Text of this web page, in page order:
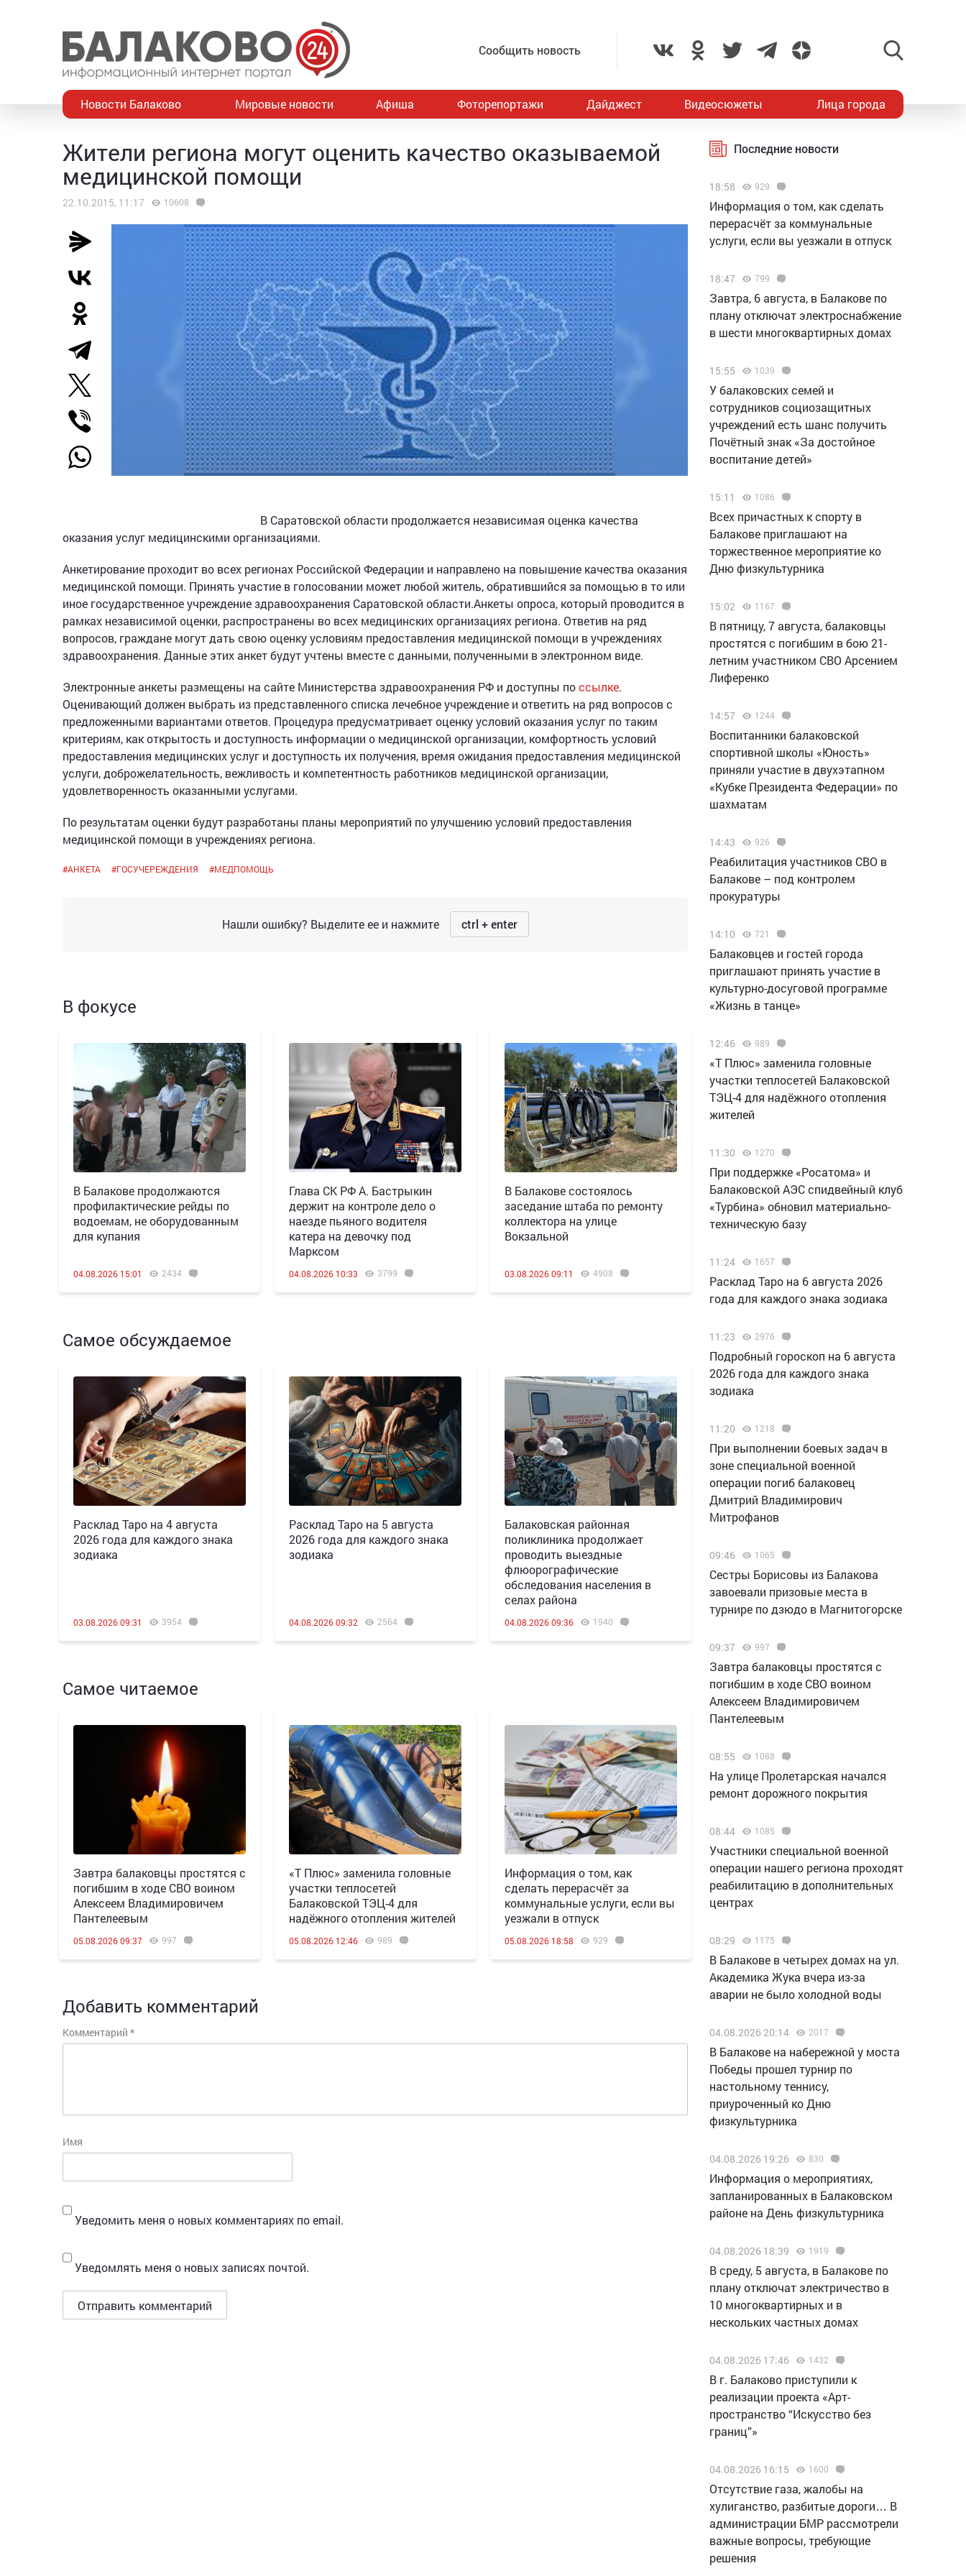
Сообщить новость
Новости Балаково Мировые новости Афиша Фоторепортажи Дайджест Видеосюжеты Лица города
Жители региона могут оценить качество оказываемой
медицинской помощи
22.10.2015, 11:17 10608
В Саратовской области продолжается независимая оценка качества
оказания услуг медицинскими организациями.
Анкетирование проходит во всех регионах Российской Федерации и направлено на повышение качества оказания
медицинской помощи. Принять участие в голосовании может любой житель, обратившийся за помощью в то или
иное государственное учреждение здравоохранения Саратовской области.Анкеты опроса, который проводится в
рамках независимой оценки, распространены во всех медицинских организациях региона. Ответив на ряд
вопросов, граждане могут дать свою оценку условиям предоставления медицинской помощи в учреждениях
здравоохранения. Данные этих анкет будут учтены вместе с данными, полученными в электронном виде.
Электронные анкеты размещены на сайте Министерства здравоохранения РФ и доступны поссылке.
Оценивающий должен выбрать из представленного списка лечебное учреждение и ответить на ряд вопросов с
предложенными вариантами ответов. Процедура предусматривает оценку условий оказания услуг по таким
критериям, как открытость и доступность информации о медицинской организации, комфортность условий
предоставления медицинских услуг и доступность их получения, время ожидания предоставления медицинской
услуги, доброжелательность, вежливость и компетентность работников медицинской организации,
удовлетворенность оказанными услугами.
По результатам оценки будут разработаны планы мероприятий по улучшению условий предоставления
медицинской помощи в учреждениях региона.
#АНКЕТА #ГОСУЧЕРЕЖДЕНИЯ #МЕДПОМОЩЬ
Нашли ошибку? Выделите ее и нажмите ctrl + enter
В фокусе
В Балакове продолжаются
профилактические рейды по
водоемам, не оборудованным
для купания
04.08.2026 15:01 2434
Глава СК РФ А. Бастрыкин
держит на контроле дело о
наезде пьяного водителя
катера на девочку под
Марксом
04.08.2026 10:33 3799
В Балакове состоялось
заседание штаба по ремонту
коллектора на улице
Вокзальной
03.08.2026 09:11 4908
Самое обсуждаемое
Расклад Таро на 4 августа
2026 года для каждого знака
зодиака
03.08.2026 09:31 3954
Расклад Таро на 5 августа
2026 года для каждого знака
зодиака
04.08.2026 09:32 2564
Балаковская районная
поликлиника продолжает
проводить выездные
флюорографические
обследования населения в
селах района
04.08.2026 09:36 1940
Самое читаемое
Завтра балаковцы простятся с
погибшим в ходе СВО воином
Алексеем Владимировичем
Пантелеевым
05.08.2026 09:37 997
«Т Плюс» заменила головные
участки теплосетей
Балаковской ТЭЦ-4 для
надёжного отопления жителей
05.08.2026 12:46 989
Информация о том, как
сделать перерасчёт за
коммунальные услуги, если вы
уезжали в отпуск
05.08.2026 18:58 929
Добавить комментарий
Комментарий *
Имя
Уведомить меня о новых комментариях по email.
Уведомлять меня о новых записях почтой.
Последние новости
18:58 929
Информация о том, как сделать
перерасчёт за коммунальные
услуги, если вы уезжали в отпуск
18:47 799
Завтра, 6 августа, в Балакове по
плану отключат электроснабжение
в шести многоквартирных домах
15:55 1039
У балаковских семей и
сотрудников социозащитных
учреждений есть шанс получить
Почётный знак «За достойное
воспитание детей»
15:11 1086
Всех причастных к спорту в
Балакове приглашают на
торжественное мероприятие ко
Дню физкультурника
15:02 1167
В пятницу, 7 августа, балаковцы
простятся с погибшим в бою 21-
летним участником СВО Арсением
Лиференко
14:57 1244
Воспитанники балаковской
спортивной школы «Юность»
приняли участие в двухэтапном
«Кубке Президента Федерации» по
шахматам
14:43 926
Реабилитация участников СВО в
Балакове – под контролем
прокуратуры
14:10 721
Балаковцев и гостей города
приглашают принять участие в
культурно-досуговой программе
«Жизнь в танце»
12:46 989
«Т Плюс» заменила головные
участки теплосетей Балаковской
ТЭЦ-4 для надёжного отопления
жителей
11:30 1270
При поддержке «Росатома» и
Балаковской АЭС спидвейный клуб
«Турбина» обновил материально-
техническую базу
11:24 1657
Расклад Таро на 6 августа 2026
года для каждого знака зодиака
11:23 2976
Подробный гороскоп на 6 августа
2026 года для каждого знака
зодиака
11:20 1218
При выполнении боевых задач в
зоне специальной военной
операции погиб балаковец
Дмитрий Владимирович
Митрофанов
09:46 1065
Сестры Борисовы из Балакова
завоевали призовые места в
турнире по дзюдо в Магнитогорске
09:37 997
Завтра балаковцы простятся с
погибшим в ходе СВО воином
Алексеем Владимировичем
Пантелеевым
08:55 1088
На улице Пролетарская начался
ремонт дорожного покрытия
08:44 1085
Участники специальной военной
операции нашего региона проходят
реабилитацию в дополнительных
центрах
08:29 1175
В Балакове в четырех домах на ул.
Академика Жука вчера из-за
аварии не было холодной воды
04.08.2026 20:14 2017
В Балакове на набережной у моста
Победы прошел турнир по
настольному теннису,
приуроченный ко Дню
физкультурника
04.08.2026 19:26 830
Информация о мероприятиях,
запланированных в Балаковском
районе на День физкультурника
04.08.2026 18:39 1919
В среду, 5 августа, в Балакове по
плану отключат электричество в
10 многоквартирных и в
нескольких частных домах
04.08.2026 17:46 1432
В г. Балаково приступили к
реализации проекта «Арт-
пространство “Искусство без
границ”»
04.08.2026 16:15 1600
Отсутствие газа, жалобы на
хулиганство, разбитые дороги… В
администрации БМР рассмотрели
важные вопросы, требующие
решения